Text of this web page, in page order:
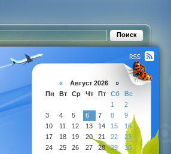
« Август 2026 »
Пн
Вт Ср Чт Пт Сб
Вс
1
2
3
4 5 6 7 8
9
10
11 12 13 14 15
16
17
18 19 20 21 22
23
24
25 26 27 28 29
30